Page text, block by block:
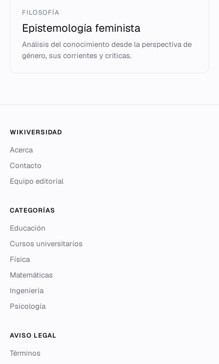
FILOSOFÍA
Epistemología feminista
Análisis del conocimiento desde la perspectiva de
género, sus corrientes y críticas.
WIKIVERSIDAD
Acerca
Contacto
Equipo editorial
CATEGORÍAS
Educación
Cursos universitarios
Física
Matemáticas
Ingeniería
Psicología
AVISO LEGAL
Términos